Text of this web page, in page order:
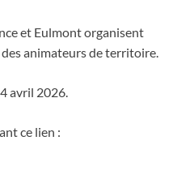
et Eulmont organisent
animateurs de territoire.
avril 2026.
ce lien :